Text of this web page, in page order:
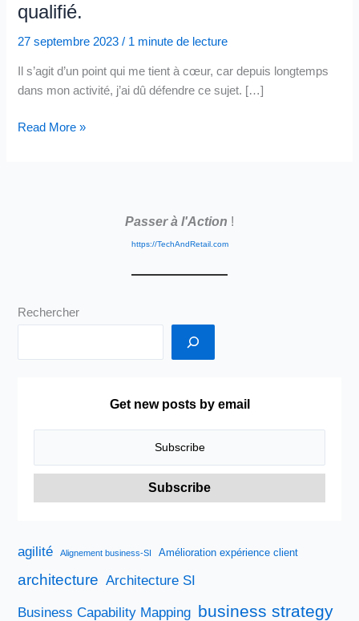
qualifié.
27 septembre 2023/ 1 minute de lecture
Il s’agit d’un point qui me tient à cœur, car depuis longtemps
dans mon activité, j’ai dû défendre ce sujet. […]
Vendre
faire
?
délicat
cette
troublée,
si
Read More »
Passer à l'Action !
https://TechAndRetail.com
Rechercher
Get new posts by email
agilité Alignement business-SI Amélioration expérience client
architecture Architecture SI
Business Capability Mapping business strategy